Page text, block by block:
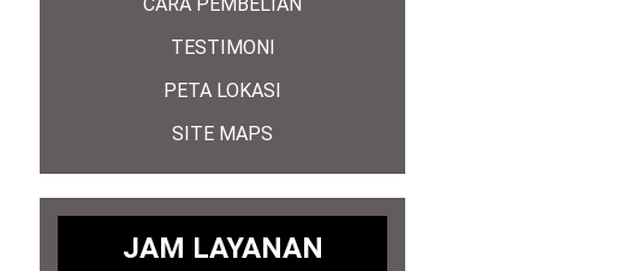
TESTIMONI
PETA LOKASI
SITE MAPS
JAM LAYANAN